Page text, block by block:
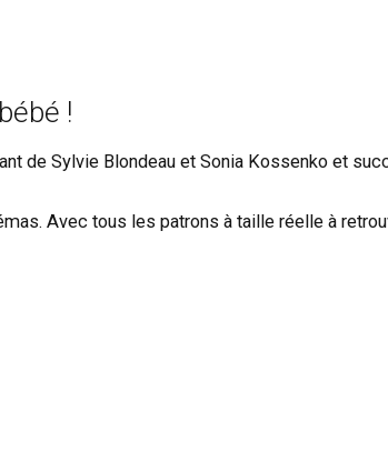
!
de Sylvie Blondeau et Sonia Kossenko et
Avec tous les patrons à taille réelle à